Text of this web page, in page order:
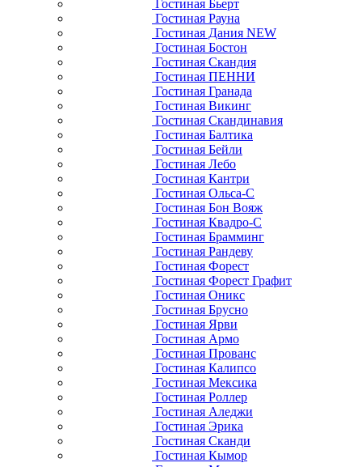
Гостиная Бьерт
Гостиная Рауна
Гостиная Дания NEW
Гостиная Бостон
Гостиная Скандия
Гостиная ПЕННИ
Гостиная Гранада
Гостиная Викинг
Гостиная Скандинавия
Гостиная Балтика
Гостиная Бейли
Гостиная Лебо
Гостиная Кантри
Гостиная Ольса-С
Гостиная Бон Вояж
Гостиная Квадро-С
Гостиная Брамминг
Гостиная Рандеву
Гостиная Форест
Гостиная Форест Графит
Гостиная Оникс
Гостиная Брусно
Гостиная Ярви
Гостиная Армо
Гостиная Прованс
Гостиная Калипсо
Гостиная Мексика
Гостиная Роллер
Гостиная Аледжи
Гостиная Эрика
Гостиная Сканди
Гостиная Кымор